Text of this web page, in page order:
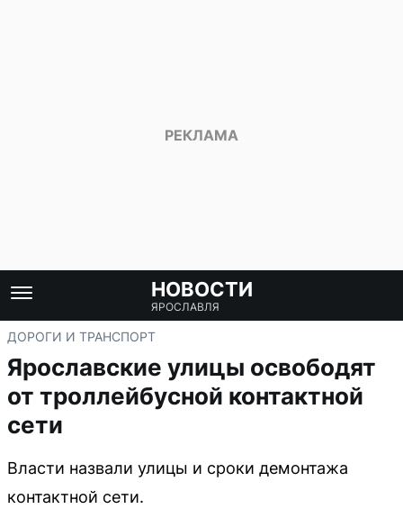
НОВОСТИ
ЯРОСЛАВЛЯ
ДОРОГИ И ТРАНСПОРТ
Ярославские улицы освободят
от троллейбусной контактной
сети
Власти назвали улицы и сроки демонтажа
контактной сети.